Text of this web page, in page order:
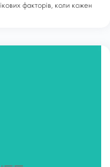
факторів, коли кожен